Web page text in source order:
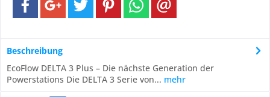
Beschreibung
EcoFlow DELTA 3 Plus – Die nächste Generation der
Powerstations Die DELTA 3 Serie von... mehr